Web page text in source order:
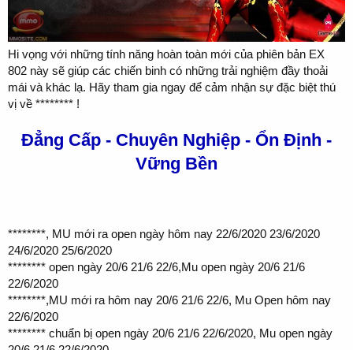
Hi vọng với những tính năng hoàn toàn mới của phiên bản EX
802 này sẽ giúp các chiến binh có những trải nghiệm đầy thoải
mái và khác lạ. Hãy tham gia ngay để cảm nhận sự đặc biệt thú
vị về ******** !
Đẳng Cấp - Chuyên Nghiệp - Ổn Định -
Vững Bền
********, MU mới ra open ngày hôm nay 22/6/2020 23/6/2020
24/6/2020 25/6/2020
******** open ngày 20/6 21/6 22/6,Mu open ngày 20/6 21/6
22/6/2020
********,MU mới ra hôm nay 20/6 21/6 22/6, Mu Open hôm nay
22/6/2020
******** chuẩn bị open ngày 20/6 21/6 22/6/2020, Mu open ngày